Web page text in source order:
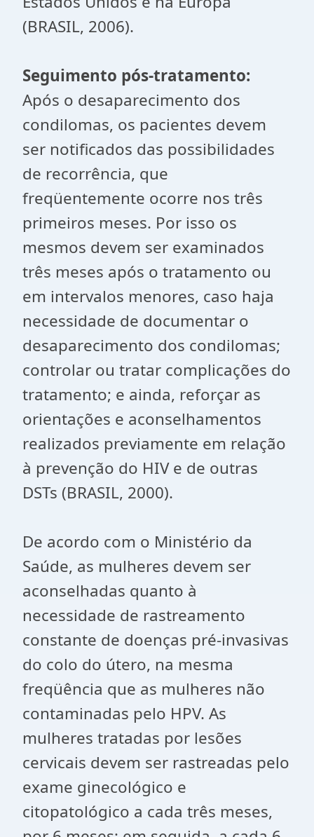
(BRASIL, 2006).
Seguimento pós-tratamento:
Após o desaparecimento dos
condilomas, os pacientes devem
ser notificados das possibilidades
de recorrência, que
freqüentemente ocorre nos três
primeiros meses. Por isso os
mesmos devem ser examinados
três meses após o tratamento ou
em intervalos menores, caso haja
necessidade de documentar o
desaparecimento dos condilomas;
controlar ou tratar complicações do
tratamento; e ainda, reforçar as
orientações e aconselhamentos
realizados previamente em relação
à prevenção do HIV e de outras
DSTs (BRASIL, 2000).
De acordo com o Ministério da
Saúde, as mulheres devem ser
aconselhadas quanto à
necessidade de rastreamento
constante de doenças pré-invasivas
do colo do útero, na mesma
freqüência que as mulheres não
contaminadas pelo HPV. As
mulheres tratadas por lesões
cervicais devem ser rastreadas pelo
exame ginecológico e
citopatológico a cada três meses,